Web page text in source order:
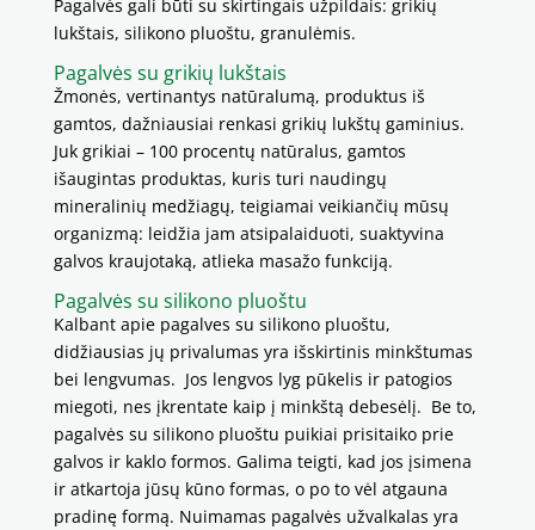
Pagalvės gali būti su skirtingais užpildais: grikių
lukštais, silikono pluoštu, granulėmis.
Pagalvės su grikių lukštais
Žmonės, vertinantys natūralumą, produktus iš
gamtos, dažniausiai renkasi grikių lukštų gaminius.
Juk grikiai – 100 procentų natūralus, gamtos
išaugintas produktas, kuris turi naudingų
mineralinių medžiagų, teigiamai veikiančių mūsų
organizmą: leidžia jam atsipalaiduoti, suaktyvina
galvos kraujotaką, atlieka masažo funkciją.
Pagalvės su silikono pluoštu
Kalbant apie pagalves su silikono pluoštu,
didžiausias jų privalumas yra išskirtinis minkštumas
bei lengvumas. Jos lengvos lyg pūkelis ir patogios
miegoti, nes įkrentate kaip į minkštą debesėlį. Be to,
pagalvės su silikono pluoštu puikiai prisitaiko prie
galvos ir kaklo formos. Galima teigti, kad jos įsimena
ir atkartoja jūsų kūno formas, o po to vėl atgauna
pradinę formą. Nuimamas pagalvės užvalkalas yra